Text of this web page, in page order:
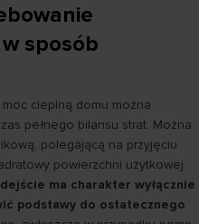
sposób
cieplną domu można
pełnego bilansu strat. Można
polegającą na przyjęciu
powierzchni użytkowej.
ma charakter wyłącznie
podstawy do ostatecznego